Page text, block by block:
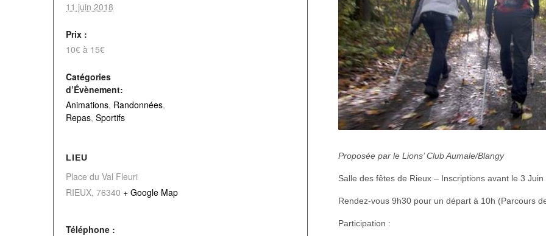
Proposée par le Lions’ Club Aumale/Blangy
Salle des fêtes de Rieux – Inscriptions avant le 3 Juin
Rendez-vous 9h30 pour un départ à 10h (Parcours
Participation :
11 juin 2018
Prix :
10€ à 15€
Catégories
d’Évènement:
Animations, Randonnées,
Repas, Sportifs
LIEU
Place du Val Fleuri
RIEUX, 76340 + Google Map
Téléphone :